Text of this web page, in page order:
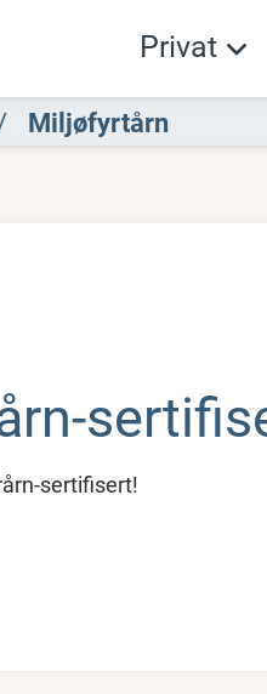
Miljøfyrtårn
Privat
sertifisert!